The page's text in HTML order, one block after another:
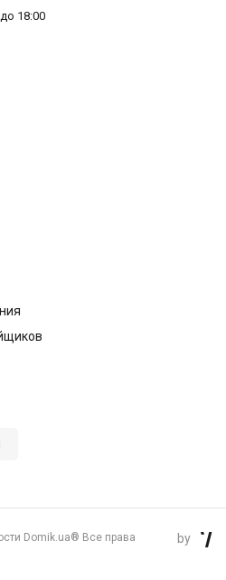
18:00
Domik.ua® Все права
by 